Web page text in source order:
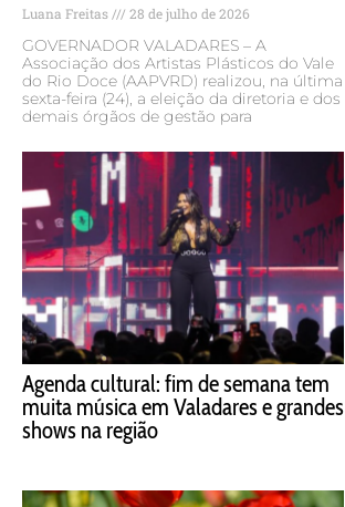
Luana Freitas 28 de julho de 2026
GOVERNADOR VALADARES – A
Associação dos Artistas Plásticos do Vale
do Rio Doce (AAPVRD) realizou, na última
sexta-feira (24), a eleição da diretoria e dos
demais órgãos de gestão para
Agenda cultural: fim de semana tem
muita música em Valadares e grandes
shows na região